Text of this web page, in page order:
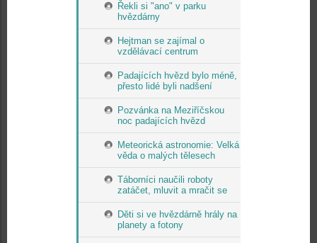
Řekli si "ano" v parku
hvězdárny
Hejtman se zajímal o
vzdělávací centrum
Padajících hvězd bylo méně,
přesto lidé byli nadšení
Pozvánka na Meziříčskou
noc padajících hvězd
Meteorická astronomie: Velká
věda o malých tělesech
Táborníci naučili roboty
zatáčet, mluvit a mračit se
Děti si ve hvězdárně hrály na
planety a fotony